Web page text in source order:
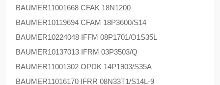
BAUMER11001668 CFAK 18N1200
BAUMER10119694 CFAM 18P3600/S14
BAUMER10224048 IFFM 08P1701/O1S35L
BAUMER10137013 IFRM 03P3503/Q
BAUMER11001302 OPDK 14P1903/S35A
BAUMER11016170 IFRR 08N33T1/S14L-9